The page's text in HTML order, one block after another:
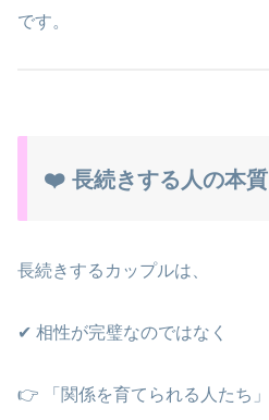
です。
❤️ 長続きする人の本質
長続きするカップルは、
✔ 相性が完璧なのではなく
👉 「関係を育てられる人たち」